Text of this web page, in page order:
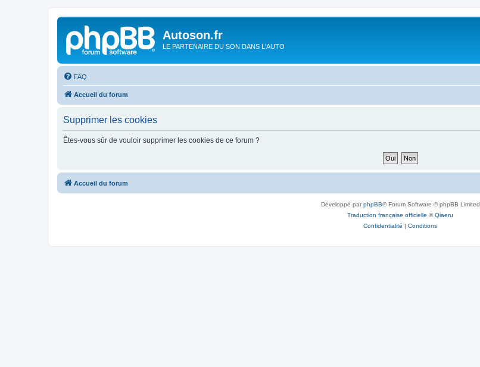
Autoson.fr
LE PARTENAIRE DU SON DANS L'AUTO
FAQ
Accueil du forum
Supprimer les cookies
Êtes-vous sûr de vouloir supprimer les cookies de ce forum ?
Accueil du forum
Développé parphpBB® Forum Software © phpBB Limited
Traduction française officielle ©Qiaeru
Confidentialité | Conditions